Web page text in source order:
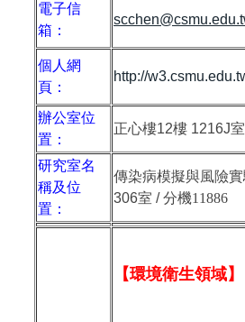
電子信
箱：
個人網
頁：
http://
辦公室位
置：
正心樓12樓 1216J室
研究室名
稱及位
置：
傳染病模擬與風險
306室 / 分機11886
【環境衛生領域】